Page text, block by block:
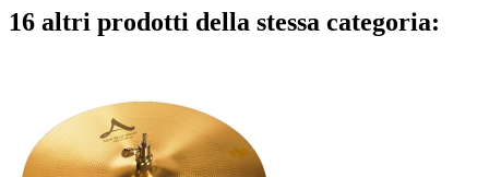
16 altri prodotti della stessa categoria: